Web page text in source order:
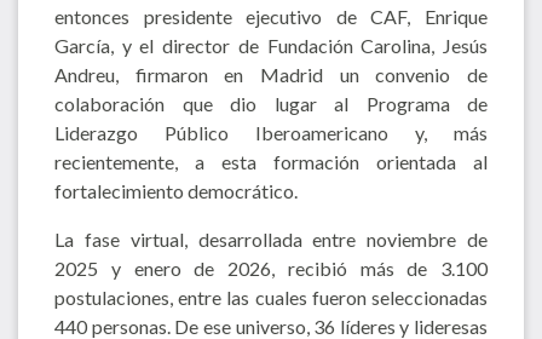
entonces presidente ejecutivo de CAF, Enrique
García, y el director de Fundación Carolina, Jesús
Andreu, firmaron en Madrid un convenio de
colaboración que dio lugar al Programa de
Liderazgo Público Iberoamericano y, más
recientemente, a esta formación orientada al
fortalecimiento democrático.
La fase virtual, desarrollada entre noviembre de
2025 y enero de 2026, recibió más de 3.100
postulaciones, entre las cuales fueron seleccionadas
440 personas. De ese universo, 36 líderes y lideresas